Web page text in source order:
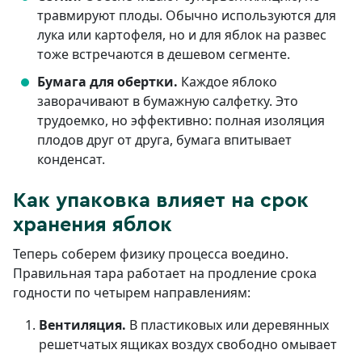
травмируют плоды. Обычно используются для
лука или картофеля, но и для яблок на развес
тоже встречаются в дешевом сегменте.
Бумага для обертки. Каждое яблоко
заворачивают в бумажную салфетку. Это
трудоемко, но эффективно: полная изоляция
плодов друг от друга, бумага впитывает
конденсат.
Как упаковка влияет на срок
хранения яблок
Теперь соберем физику процесса воедино.
Правильная тара работает на продление срока
годности по четырем направлениям:
Вентиляция. В пластиковых или деревянных
решетчатых ящиках воздух свободно омывает